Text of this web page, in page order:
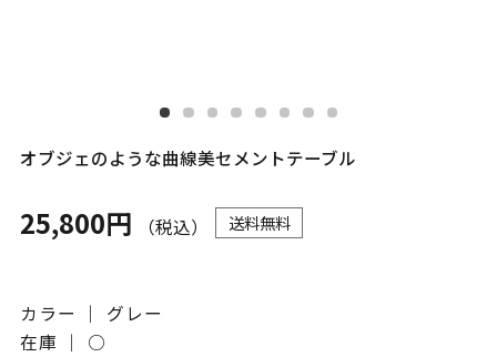
オブジェのような曲線美セメントテーブル
25,800円 （税込） 送料無料
カラー ｜ グレー
在庫 ｜ ○